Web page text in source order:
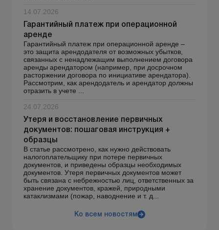
14.07.2026
Гарантийный платеж при операционной
аренде
Гарантийный платеж при операционной аренде –
это защита арендодателя от возможных убытков,
связанных с ненадлежащим выполнением договора
аренды арендатором (например, при досрочном
расторжении договора по инициативе арендатора).
Рассмотрим, как арендодатель и арендатор должны
отразить в учете ...
24.07.2026
Утеря и восстановление первичных
документов: пошаговая инструкция +
образцы
В статье рассмотрено, как нужно действовать
налогоплательщику при потере первичных
документов, и приведены образцы необходимых
документов. Утеря первичных документов может
быть связана с небрежностью лиц, ответственных за
хранение документов, кражей, природными
катаклизмами (пожар, наводнение и т. д...
Ко всем новостям